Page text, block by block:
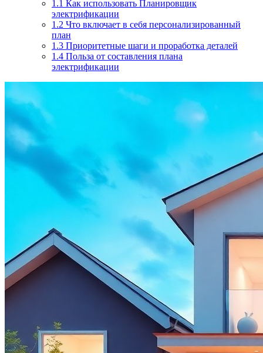
1.1 Как использовать Планировщик
электрификации
1.2 Что включает в себя персонализированный
план
1.3 Приоритетные шаги и проработка деталей
1.4 Польза от составления плана
электрификации